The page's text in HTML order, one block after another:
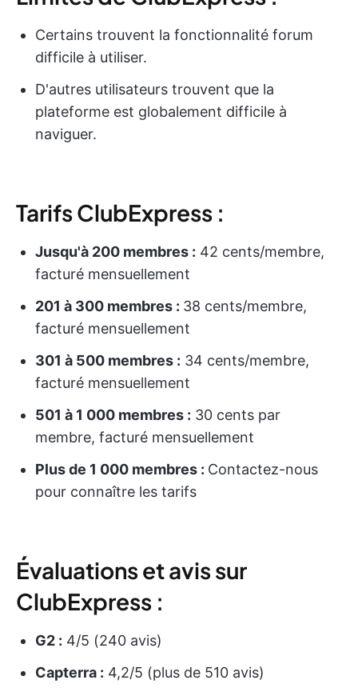
Certains trouvent la fonctionnalité forum
difficile à utiliser.
D'autres utilisateurs trouvent que la
plateforme est globalement difficile à
naviguer.
Tarifs ClubExpress :
Jusqu'à 200 membres : 42 cents/membre,
facturé mensuellement
201 à 300 membres : 38 cents/membre,
facturé mensuellement
301 à 500 membres : 34 cents/membre,
facturé mensuellement
501 à 1 000 membres : 30 cents par
membre, facturé mensuellement
Plus de 1 000 membres : Contactez-nous
pour connaître les tarifs
Évaluations et avis sur
ClubExpress :
G2 : 4/5 (240 avis)
Capterra : 4,2/5 (plus de 510 avis)